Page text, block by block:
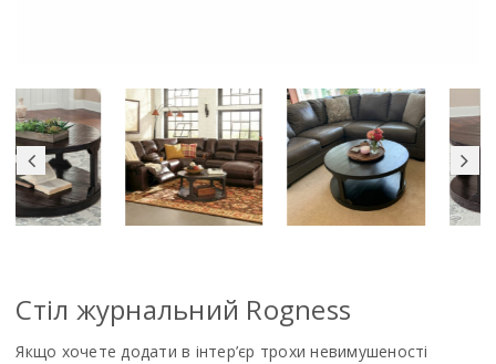
Стiл журнальний Rogness
Якщо хочете додати в інтер’єр трохи невимушеності